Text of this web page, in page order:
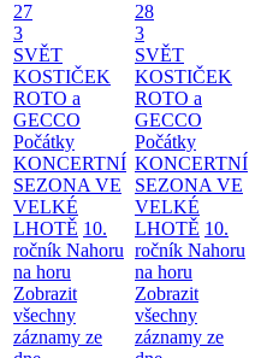
27
3
SVĚT
KOSTIČEK
ROTO a
GECCO
Počátky
KONCERTNÍ
SEZONA VE
VELKÉ
LHOTĚ 10.
ročník Nahoru
na horu
Zobrazit
všechny
záznamy ze
28
3
SVĚT
KOSTIČEK
ROTO a
GECCO
Počátky
KONCERTNÍ
SEZONA VE
VELKÉ
LHOTĚ 10.
ročník Nahoru
na horu
Zobrazit
všechny
záznamy ze